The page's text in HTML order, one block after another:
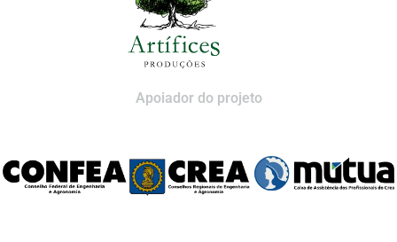
Apoiador do projeto